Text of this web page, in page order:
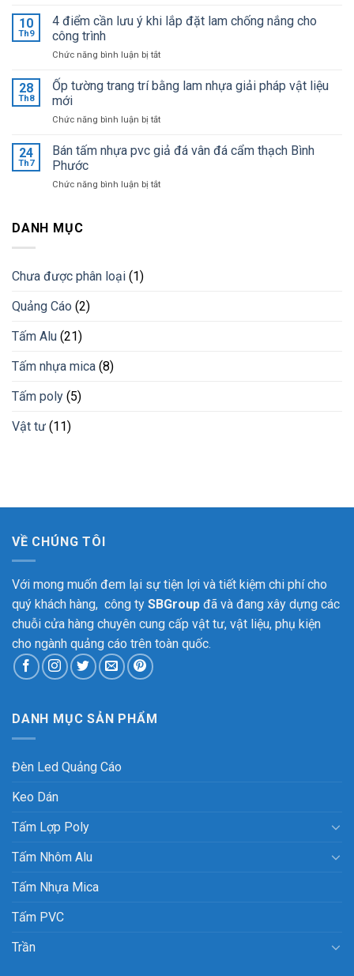
mới
giá
tại
đại
tư
cáo
giá
nhất
10
Th9
4 điểm cần lưu ý khi lắp đặt lam chống nắng cho
công trình
Chức năng bình luận bị tắtở
điểm
cần
ý
lắp
chống
28
Th8
Ốp tường trang trí bằng lam nhựa giải pháp vật liệu
mới
Chức năng bình luận bị tắtở
tường
trang
bằng
24
Th7
Bán tấm nhựa pvc giả đá vân đá cẩm thạch Bình
Phước
Chức năng bình luận bị tắtở
DANH MỤC
Chưa được phân loại (1)
Quảng Cáo (2)
Tấm Alu (21)
Tấm nhựa mica (8)
Tấm poly (5)
Vật tư (11)
VỀ CHÚNG TÔI
Với mong muốn đem lại sự tiện lợi và tiết kiệm chi phí cho
quý khách hàng, công ty SBGroup đã và đang xây dựng các
chuỗi cửa hàng chuyên cung cấp vật tư, vật liệu, phụ kiện
cho ngành quảng cáo trên toàn quốc.
DANH MỤC SẢN PHẨM
Đèn Led Quảng Cáo
Keo Dán
Tấm Lợp Poly
Tấm Nhôm Alu
Tấm Nhựa Mica
Tấm PVC
Trần